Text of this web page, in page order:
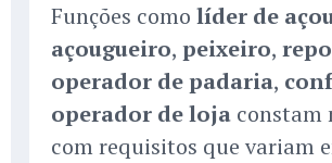
Funções como líder de
açougueiro, peixeiro,
operador de padaria,
operador de loja constam
com requisitos que variam